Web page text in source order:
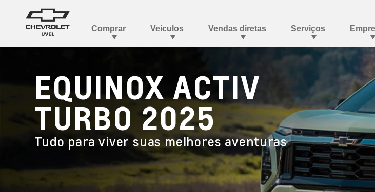
EQUINOX ACTIV
TURBO 2025
Tudo para viver suas melhores aventuras